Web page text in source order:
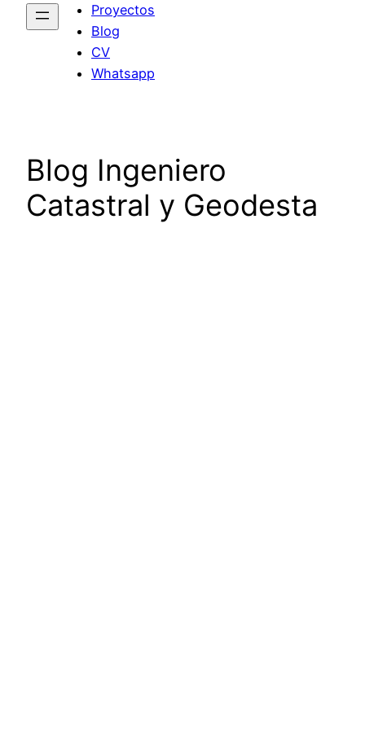
Proyectos
Blog
CV
Whatsapp
Blog Ingeniero
Catastral y Geodesta